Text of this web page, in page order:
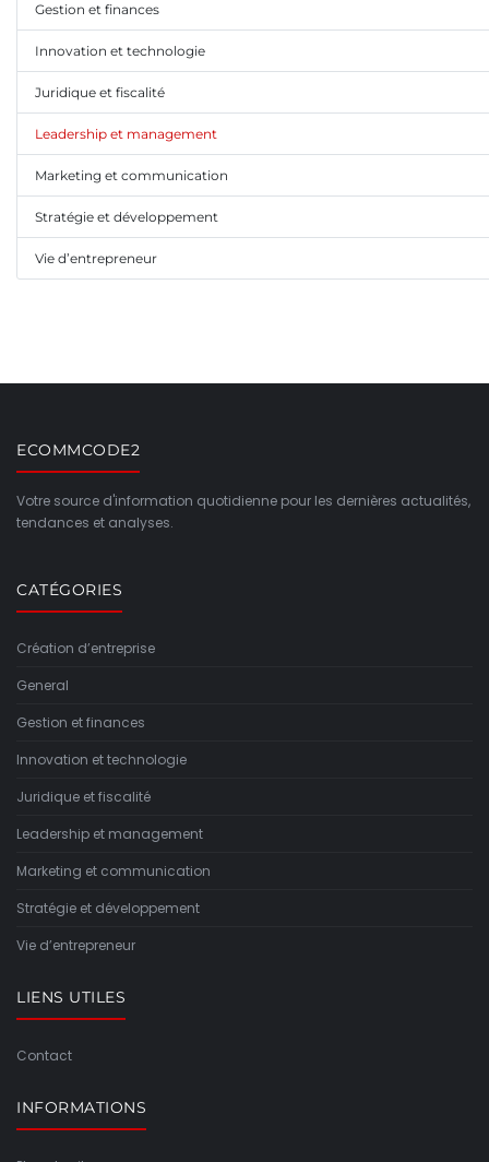
Gestion et finances
Innovation et technologie
Juridique et fiscalité
Leadership et management
Marketing et communication
Stratégie et développement
Vie d’entrepreneur
ECOMMCODE2
Votre source d'information quotidienne pour les dernières actualités,
tendances et analyses.
CATÉGORIES
Création d’entreprise
General
Gestion et finances
Innovation et technologie
Juridique et fiscalité
Leadership et management
Marketing et communication
Stratégie et développement
Vie d’entrepreneur
LIENS UTILES
Contact
INFORMATIONS